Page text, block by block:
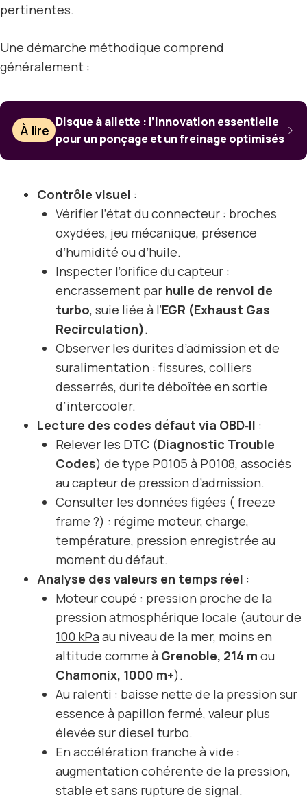
pertinentes.
Une démarche méthodique comprend
généralement :
À lire
Disque à ailette : l’innovation essentielle
pour un ponçage et un freinage optimisés
Contrôle visuel :
Vérifier l’état du connecteur : broches
oxydées, jeu mécanique, présence
d’humidité ou d’huile.
Inspecter l’orifice du capteur :
encrassement par huile de renvoi de
turbo, suie liée à l’EGR (Exhaust Gas
Recirculation).
Observer les durites d’admission et de
suralimentation : fissures, colliers
desserrés, durite déboîtée en sortie
d’intercooler.
Lecture des codes défaut via OBD‑II :
Relever les DTC (Diagnostic Trouble
Codes) de type P0105 à P0108, associés
au capteur de pression d’admission.
Consulter les données figées ( freeze
frame ?) : régime moteur, charge,
température, pression enregistrée au
moment du défaut.
Analyse des valeurs en temps réel :
Moteur coupé : pression proche de la
pression atmosphérique locale (autour de
100 kPa au niveau de la mer, moins en
altitude comme à Grenoble, 214 m ou
Chamonix, 1000 m+).
Au ralenti : baisse nette de la pression sur
essence à papillon fermé, valeur plus
élevée sur diesel turbo.
En accélération franche à vide :
augmentation cohérente de la pression,
stable et sans rupture de signal.